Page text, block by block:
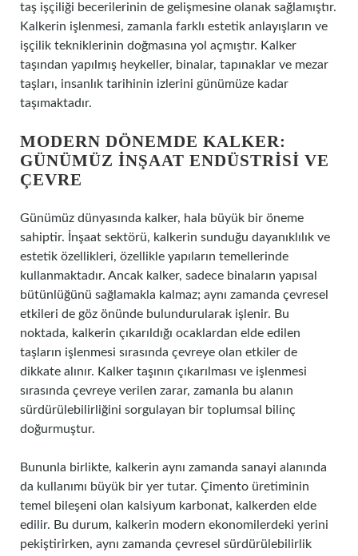
taş işçiliği becerilerinin de gelişmesine olanak sağlamıştır.
Kalkerin işlenmesi, zamanla farklı estetik anlayışların ve
işçilik tekniklerinin doğmasına yol açmıştır. Kalker
taşından yapılmış heykeller, binalar, tapınaklar ve mezar
taşları, insanlık tarihinin izlerini günümüze kadar
taşımaktadır.
MODERN DÖNEMDE KALKER:
GÜNÜMÜZ İNŞAAT ENDÜSTRISI VE
ÇEVRE
Günümüz dünyasında kalker, hala büyük bir öneme
sahiptir. İnşaat sektörü, kalkerin sunduğu dayanıklılık ve
estetik özellikleri, özellikle yapıların temellerinde
kullanmaktadır. Ancak kalker, sadece binaların yapısal
bütünlüğünü sağlamakla kalmaz; aynı zamanda çevresel
etkileri de göz önünde bulundurularak işlenir. Bu
noktada, kalkerin çıkarıldığı ocaklardan elde edilen
taşların işlenmesi sırasında çevreye olan etkiler de
dikkate alınır. Kalker taşının çıkarılması ve işlenmesi
sırasında çevreye verilen zarar, zamanla bu alanın
sürdürülebilirliğini sorgulayan bir toplumsal bilinç
doğurmuştur.
Bununla birlikte, kalkerin aynı zamanda sanayi alanında
da kullanımı büyük bir yer tutar. Çimento üretiminin
temel bileşeni olan kalsiyum karbonat, kalkerden elde
edilir. Bu durum, kalkerin modern ekonomilerdeki yerini
pekiştirirken, aynı zamanda çevresel sürdürülebilirlik